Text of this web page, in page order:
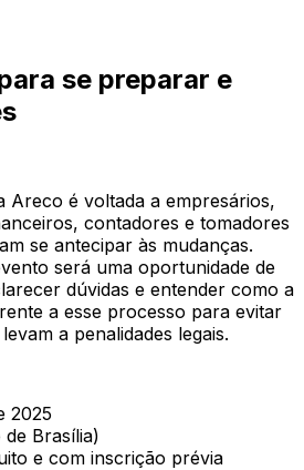
se preparar e
Areco é voltada a empresários,
contadores e tomadores
se antecipar às mudanças.
será uma oportunidade de
dúvidas e entender como a
a esse processo para evitar
a penalidades legais.
2025
Brasília)
e com inscrição prévia